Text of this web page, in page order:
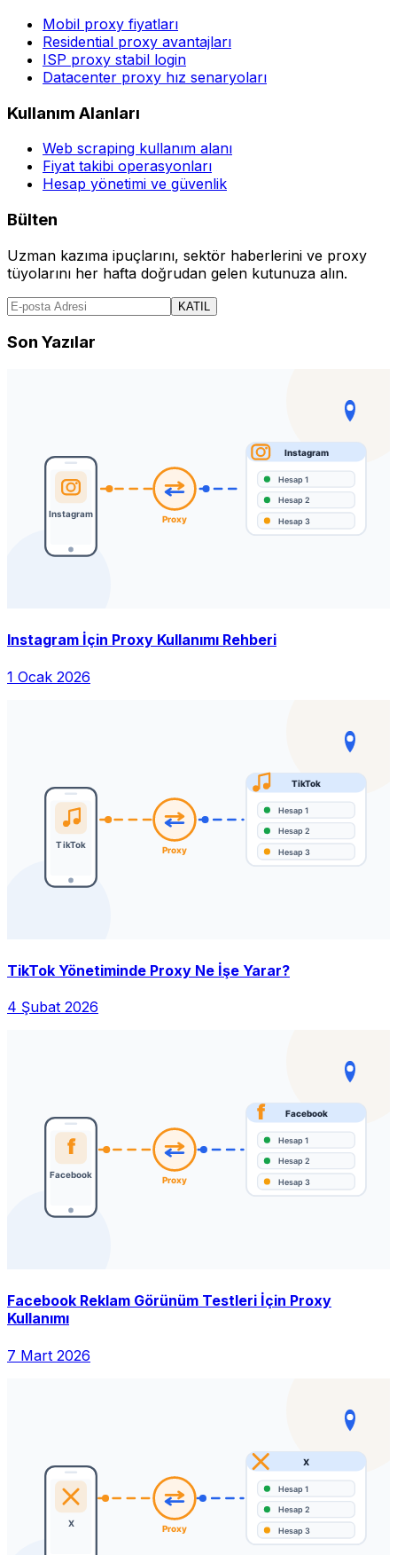
Mobil proxy fiyatları
Residential proxy avantajları
ISP proxy stabil login
Datacenter proxy hız senaryoları
Kullanım Alanları
Web scraping kullanım alanı
Fiyat takibi operasyonları
Hesap yönetimi ve güvenlik
Bülten
Uzman kazıma ipuçlarını, sektör haberlerini ve proxy
tüyolarını her hafta doğrudan gelen kutunuza alın.
KATIL
Son Yazılar
Instagram İçin Proxy Kullanımı Rehberi
1 Ocak 2026
TikTok Yönetiminde Proxy Ne İşe Yarar?
4 Şubat 2026
Facebook Reklam Görünüm Testleri İçin Proxy
Kullanımı
7 Mart 2026